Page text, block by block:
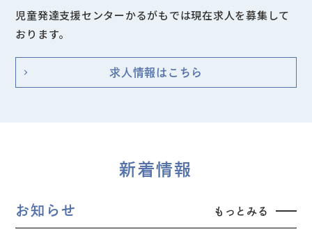
児童発達支援センターかるがもでは現在求人を募集して
おります。
求人情報はこちら
新着情報
お知らせ もっとみる